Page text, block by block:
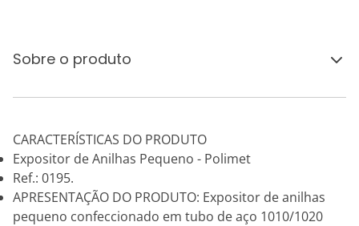
Sobre o produto
CARACTERÍSTICAS DO PRODUTO
Expositor de Anilhas Pequeno - Polimet
Ref.: 0195.
APRESENTAÇÃO DO PRODUTO: Expositor de anilhas
pequeno confeccionado em tubo de aço 1010/1020